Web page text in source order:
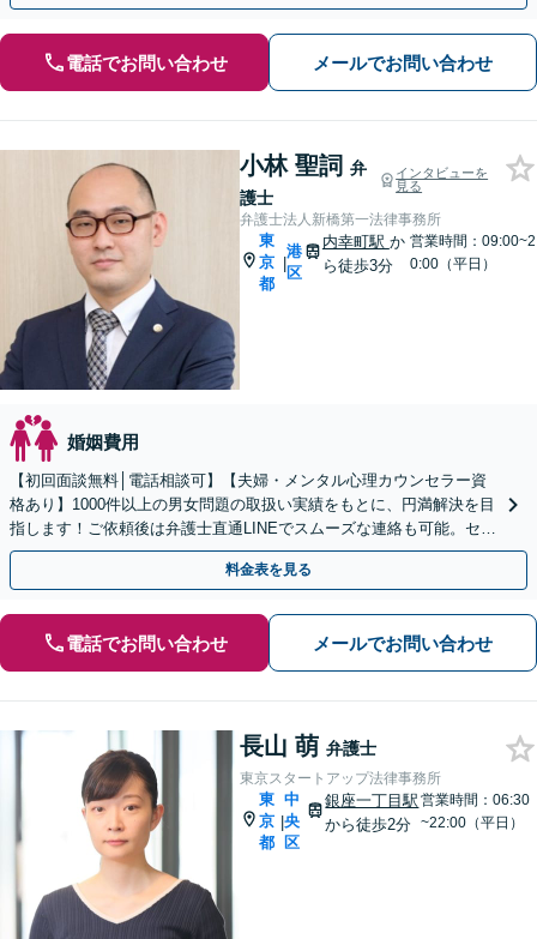
電話でお問い合わせ メールでお問い合わせ
小林 聖詞 弁
護士
インタビューを
見る
弁護士法人新橋第一法律事務所
東
京
都
|
港
区
内幸町駅 か
ら徒歩3分
営業時間：09:00~2
0:00（平日）
婚姻費用
【初回面談無料│電話相談可】【夫婦・メンタル心理カウンセラー資
格あり】1000件以上の男女問題の取扱い実績をもとに、円満解決を目
指します！ご依頼後は弁護士直通LINEでスムーズな連絡も可能。セカ
ンドオピニオンのご相談も承ります【新橋駅5分】
料金表を見る
電話でお問い合わせ メールでお問い合わせ
長山 萌 弁護士
東京スタートアップ法律事務所
東
京
都
|
中
央
区
銀座一丁目駅
から徒歩2分
営業時間：06:30
~22:00（平日）